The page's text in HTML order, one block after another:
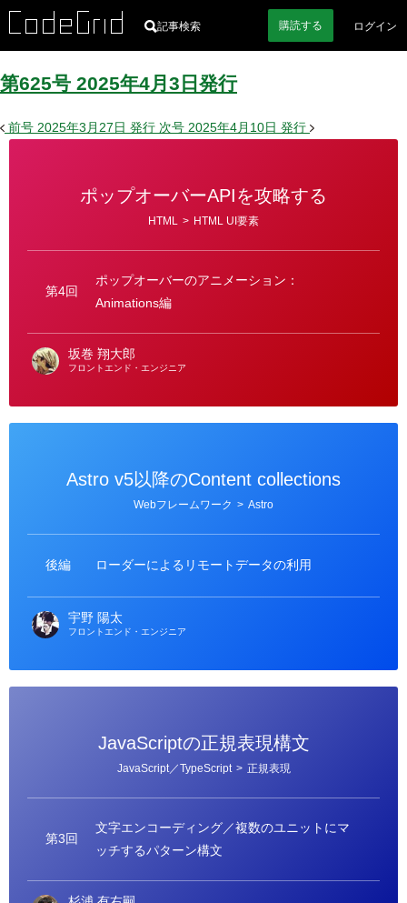
記事検索 購読する ログイン
第625号 2025年4月 3 日 発行
前号 2025年3月27日 発行 次号 2025年4月10日 発行
ポップオーバーAPIを攻略する
HTML > HTML UI要素
第4回
ポップオーバーのアニメーション：
Animations編
坂巻 翔大郎
フロントエンド・エンジニア
Astro v5以降のContent collections
Webフレームワーク > Astro
後編 ローダーによるリモートデータの利用
宇野 陽太
フロントエンド・エンジニア
JavaScriptの正規表現構文
JavaScript／TypeScript > 正規表現
第3回
文字エンコーディング／複数のユニットにマ
ッチするパターン構文